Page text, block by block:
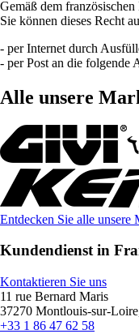
Gemäß dem
Sie können dieses Recht
- per Internet durch
- per Post an die folgende
Alle unsere
Entdecken Sie alle unsere
Kundendienst in
Kontaktieren Sie uns
11 rue Bernard Maris
37270 Montlouis-sur-
+33 1 86 47 62 58